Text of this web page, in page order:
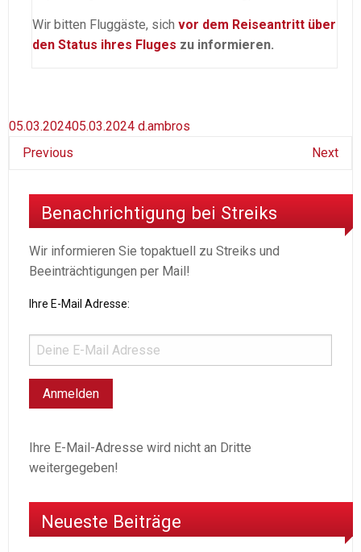
Wir bitten Fluggäste, sich vor dem Reiseantritt über
den Status ihres Fluges zu informieren.
05.03.202405.03.2024 d.ambros
Previous
Next
Benachrichtigung bei Streiks
Wir informieren Sie topaktuell zu Streiks und
Beeinträchtigungen per Mail!
Ihre E-Mail Adresse:
Ihre E-Mail-Adresse wird nicht an Dritte
weitergegeben!
Neueste Beiträge